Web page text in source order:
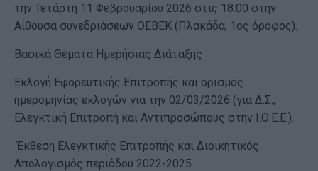
την Τετάρτη 11 Φεβρουαρίου 2026 στις 18:00 στην
Αίθουσα συνεδριάσεων ΟΕΒΕΚ (Πλακάδα, 1ος όροφος).
Βασικά Θέματα Ημερήσιας Διάταξης
Εκλογή Εφορευτικής Επιτροπής και ορισμός
ημερομηνίας εκλογών για την 02/03/2026 (για Δ.Σ.,
Ελεγκτική Επιτροπή και Αντιπροσώπους στην Ι.Ο.Ε.Ε.).
Έκθεση Ελεγκτικής Επιτροπής και Διοικητικός
Απολογισμός περιόδου 2022-2025.